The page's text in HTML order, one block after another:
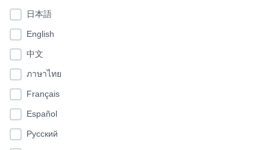
日本語
English
中文
ภาษาไทย
Français
Español
Pусский